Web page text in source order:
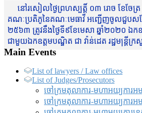
នៅរសៀលថ្ងៃព្រហស្បត្តិ៍ ០៣ រោច ខែចែត្រ
គណៈប្រតិភូនៃគណៈមេធាវី អញ្ជើញចូលជួបសម្តែ
២៥៦៣ ត្រូវនឹងថ្ងៃទី៩ខែមេសា ឆ្នាំ២០២០ ឯក
ជាមួយឯកឧត្តមបណ្ឌិត ជា វ៉ាន់ដេត រដ្ឋមន្
Main Events
List of lawyers / Law offices
List of Judges/Prosecutors
ចៅក្រមតុលាការ-មហាអយ្យការ
ចៅក្រមតុលាការ-មហាអយ្យការ